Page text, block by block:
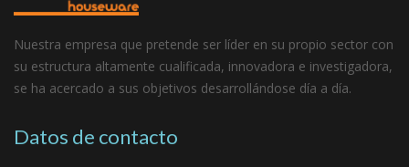
Nuestra empresa que pretende ser líder en su propio sector con
su estructura altamente cualificada, innovadora e investigadora,
se ha acercado a sus objetivos desarrollándose día a día.
Datos de contacto